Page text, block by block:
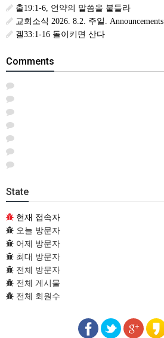
출19:1-6, 언약의 말씀을 붙들라
교회소식 2026. 8.2. 주일. Announcements
겔33:1-16 돌이키면 산다
Comments
State
현재 접속자
오늘 방문자
어제 방문자
최대 방문자
전체 방문자
전체 게시물
전체 회원수